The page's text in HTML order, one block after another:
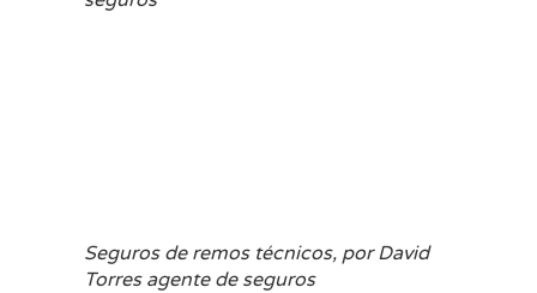
Seguros de remos técnicos, por David
Torres agente de seguros